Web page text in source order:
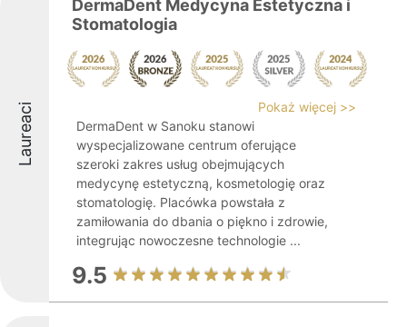
Laureaci
DermaDent Medycyna Estetyczna i
Stomatologia
Pokaż więcej >>
DermaDent w Sanoku stanowi
wyspecjalizowane centrum oferujące
szeroki zakres usług obejmujących
medycynę estetyczną, kosmetologię oraz
stomatologię. Placówka powstała z
zamiłowania do dbania o piękno i zdrowie,
integrując nowoczesne technologie ...
9.5